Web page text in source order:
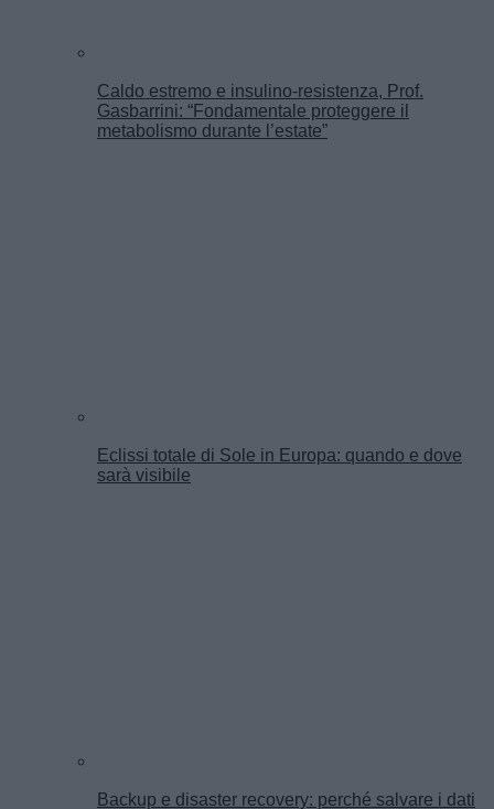
Caldo estremo e insulino-resistenza, Prof.
Gasbarrini: “Fondamentale proteggere il
metabolismo durante l’estate”
Eclissi totale di Sole in Europa: quando e dove
sarà visibile
Backup e disaster recovery: perché salvare i dati